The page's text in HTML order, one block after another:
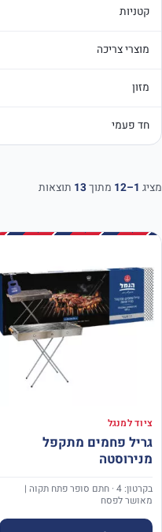
קטניות
מוצרי צריכה
מזון
חד פעמי
מציג 1–12 מתוך13 תוצאות
ציוד למנגל
גריל פחמים מתקפל
מנירוסטה
בקרטון: 4 · חתם סופר פתח תקוה |
מאושר לפסח